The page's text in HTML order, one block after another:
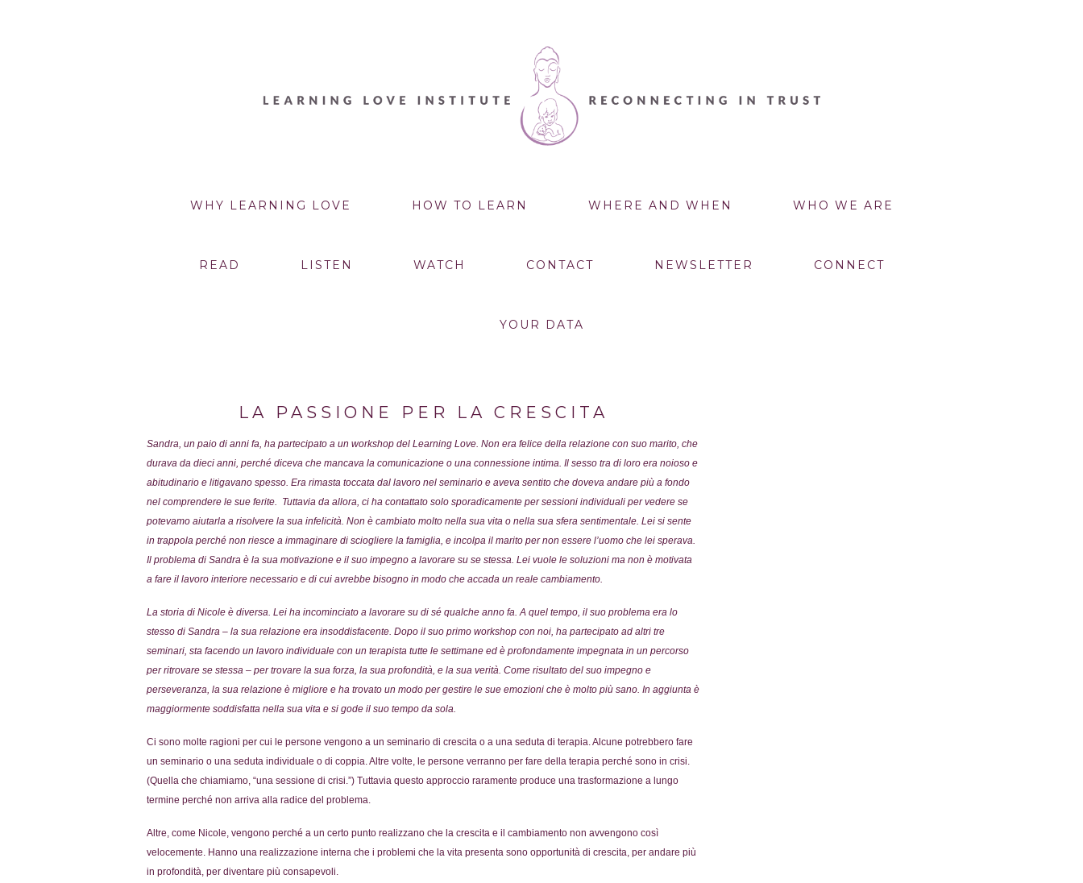
WHY LEARNING LOVE HOW TO LEARN WHERE AND WHEN WHO WE ARE
READ LISTEN WATCH CONTACT NEWSLETTER CONNECT
YOUR DATA
LA PASSIONE PER LA CRESCITA
Sandra, un paio di anni fa, ha partecipato a un workshop del Learning Love. Non era felice della relazione con suo marito, che
durava da dieci anni, perché diceva che mancava la comunicazione o una connessione intima. Il sesso tra di loro era noioso e
abitudinario e litigavano spesso. Era rimasta toccata dal lavoro nel seminario e aveva sentito che doveva andare più a fondo
nel comprendere le sue ferite. Tuttavia da allora, ci ha contattato solo sporadicamente per sessioni individuali per vedere se
potevamo aiutarla a risolvere la sua infelicità. Non è cambiato molto nella sua vita o nella sua sfera sentimentale. Lei si sente
in trappola perché non riesce a immaginare di sciogliere la famiglia, e incolpa il marito per non essere l’uomo che lei sperava.
Il problema di Sandra è la sua motivazione e il suo impegno a lavorare su se stessa. Lei vuole le soluzioni ma non è motivata
a fare il lavoro interiore necessario e di cui avrebbe bisogno in modo che accada un reale cambiamento.
La storia di Nicole è diversa. Lei ha incominciato a lavorare su di sé qualche anno fa. A quel tempo, il suo problema era lo
stesso di Sandra – la sua relazione era insoddisfacente. Dopo il suo primo workshop con noi, ha partecipato ad altri tre
seminari, sta facendo un lavoro individuale con un terapista tutte le settimane ed è profondamente impegnata in un percorso
per ritrovare se stessa – per trovare la sua forza, la sua profondità, e la sua verità. Come risultato del suo impegno e
perseveranza, la sua relazione è migliore e ha trovato un modo per gestire le sue emozioni che è molto più sano. In aggiunta è
maggiormente soddisfatta nella sua vita e si gode il suo tempo da sola.
Ci sono molte ragioni per cui le persone vengono a un seminario di crescita o a una seduta di terapia. Alcune potrebbero fare
un seminario o una seduta individuale o di coppia. Altre volte, le persone verranno per fare della terapia perché sono in crisi.
(Quella che chiamiamo, “una sessione di crisi.”) Tuttavia questo approccio raramente produce una trasformazione a lungo
termine perché non arriva alla radice del problema.
Altre, come Nicole, vengono perché a un certo punto realizzano che la crescita e il cambiamento non avvengono così
velocemente. Hanno una realizzazione interna che i problemi che la vita presenta sono opportunità di crescita, per andare più
in profondità, per diventare più consapevoli.